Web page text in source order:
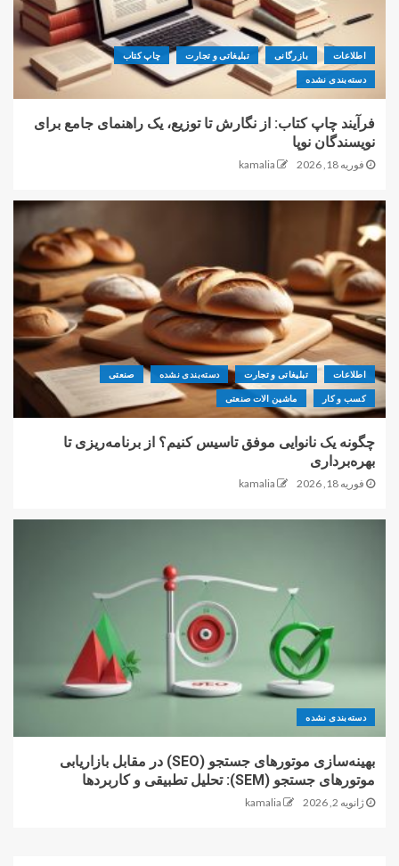
اطلاعات بازرگانی تبلیغاتی و تجارت چاپ کتاب
دسته‌بندی نشده
فرآیند چاپ کتاب: از نگارش تا توزیع، یک راهنمای جامع برای
نویسندگان نوپا
فوریه 18, 2026 kamalia
اطلاعات تبلیغاتی و تجارت دسته‌بندی نشده صنعتی
کسب و کار ماشین الات صنعتی
چگونه یک نانوایی موفق تاسیس کنیم؟ از برنامه‌ریزی تا
بهره‌برداری
فوریه 18, 2026 kamalia
دسته‌بندی نشده
بهینه‌سازی موتورهای جستجو (SEO) در مقابل بازاریابی
موتورهای جستجو (SEM): تحلیل تطبیقی و کاربردها
ژانویه 2, 2026 kamalia